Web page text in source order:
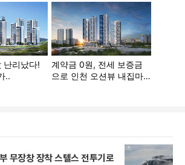
무장창 장착 스텔스 전투기로